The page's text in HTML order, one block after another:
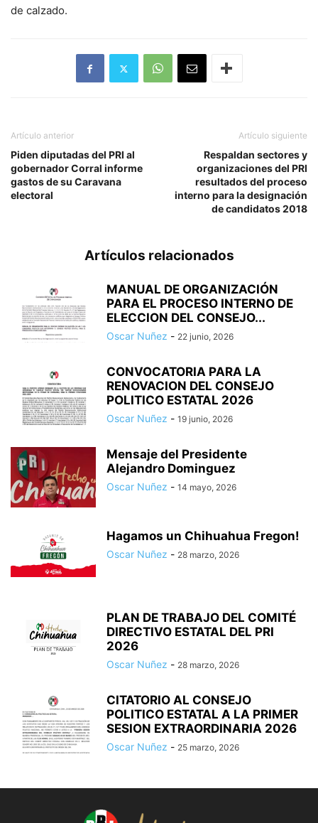
de calzado.
Artículo anterior
Piden diputadas del PRI al
gobernador Corral informe
gastos de su Caravana
electoral
Artículo siguiente
Respaldan sectores y
organizaciones del PRI
resultados del proceso
interno para la designación
de candidatos 2018
Artículos relacionados
MANUAL DE ORGANIZACIÓN
PARA EL PROCESO INTERNO DE
ELECCION DEL CONSEJO...
Oscar Nuñez - 22 junio, 2026
CONVOCATORIA PARA LA
RENOVACION DEL CONSEJO
POLITICO ESTATAL 2026
Oscar Nuñez - 19 junio, 2026
Mensaje del Presidente
Alejandro Dominguez
Oscar Nuñez - 14 mayo, 2026
Hagamos un Chihuahua Fregon!
Oscar Nuñez - 28 marzo, 2026
PLAN DE TRABAJO DEL COMITÉ
DIRECTIVO ESTATAL DEL PRI
2026
Oscar Nuñez - 28 marzo, 2026
CITATORIO AL CONSEJO
POLITICO ESTATAL A LA PRIMER
SESION EXTRAORDINARIA 2026
Oscar Nuñez - 25 marzo, 2026